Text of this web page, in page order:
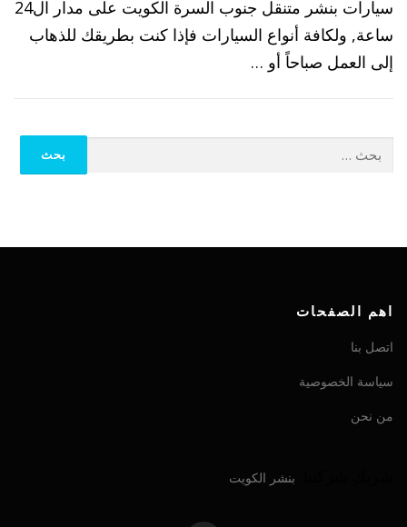
سيارات بنشر متنقل جنوب السرة الكويت على مدار ال24
ساعة, ولكافة أنواع السيارات فإذا كنت بطريقك للذهاب
إلى العمل صباحاً أو …
اهم الصفحات
اتصل بنا
سياسة الخصوصية
من نحن
بنشر الكويت